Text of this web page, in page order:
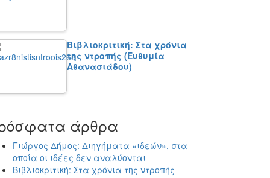
Βιβλιοκριτική: Στα χρόνια
της ντροπής (Ευθυμία
Αθανασιάδου)
άρθρα
Γιώργος Δήμος: Διηγήματα «ιδεών», στα
οποία οι ιδέες δεν αναλύονται
Βιβλιοκριτική: Στα χρόνια της ντροπής